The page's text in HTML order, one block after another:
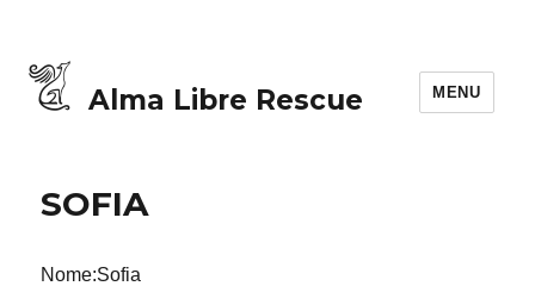
Alma Libre Rescue MENU
SOFIA
Nome:Sofia